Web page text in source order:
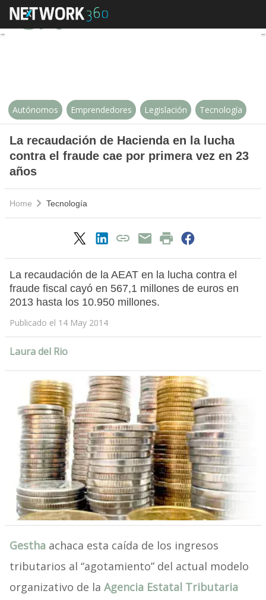
La recaudación de Hacienda en
Autónomos Emprendedores Legislación Tecnología
La recaudación de Hacienda en la lucha
contra el fraude cae por primera vez en 23
años
Home Tecnología
La recaudación de la AEAT en la lucha contra el
fraude fiscal cayó en 567,1 millones de euros en
2013 hasta los 10.950 millones.
Publicado el 14 May 2014
Laura del Rio
Gesthaachaca esta caída de los ingresos
tributarios al “agotamiento” del actual modelo
organizativo de la Agencia Estatal Tributaria